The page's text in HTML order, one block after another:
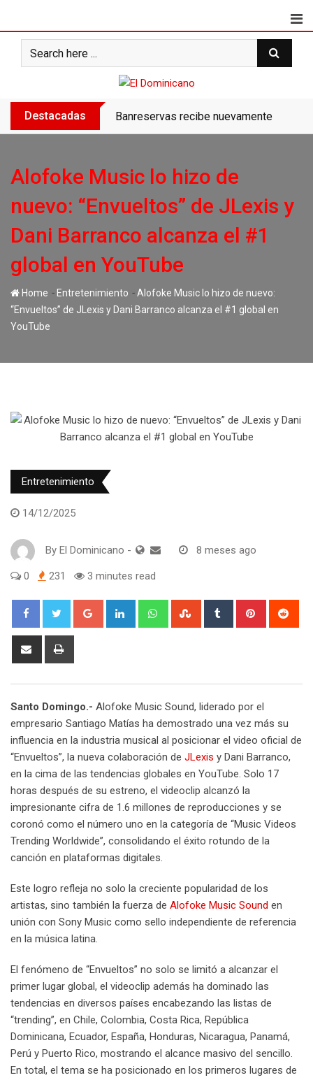
content
Destacadas Banreservas recibe nuevamente la
Alofoke Music lo hizo de
nuevo: “Envueltos” de JLexis y
Dani Barranco alcanza el #1
global en YouTube
Home - Entretenimiento -Alofoke Music lo hizo de nuevo:
“Envueltos” de JLexis y Dani Barranco alcanza el #1 global en
YouTube
Entretenimiento
14/12/2025
By El Dominicano - 8 meses ago
0 231 3 minutes read
Google+ LinkedIn WhatsappStumbleUpon
Tumblr Pinterest
Share
Santo Domingo.- Alofoke Music Sound, liderado por el
empresario Santiago Matías ha demostrado una vez más su
influencia en la industria musical al posicionar el video oficial de
“Envueltos”, la nueva colaboración de JLexis y Dani Barranco,
en la cima de las tendencias globales en YouTube. Solo 17
horas después de su estreno, el videoclip alcanzó la
impresionante cifra de 1.6 millones de reproducciones y se
coronó como el número uno en la categoría de “Music Videos
Trending Worldwide”, consolidando el éxito rotundo de la
canción en plataformas digitales.
Este logro refleja no solo la creciente popularidad de los
artistas, sino también la fuerza de Alofoke Music Sound en
unión con Sony Music como sello independiente de referencia
en la música latina.
El fenómeno de “Envueltos” no solo se limitó a alcanzar el
primer lugar global, el videoclip además ha dominado las
tendencias en diversos países encabezando las listas de
“trending”, en Chile, Colombia, Costa Rica, República
Dominicana, Ecuador, España, Honduras, Nicaragua, Panamá,
Perú y Puerto Rico, mostrando el alcance masivo del sencillo.
En total, el tema se ha posicionado en los primeros lugares de